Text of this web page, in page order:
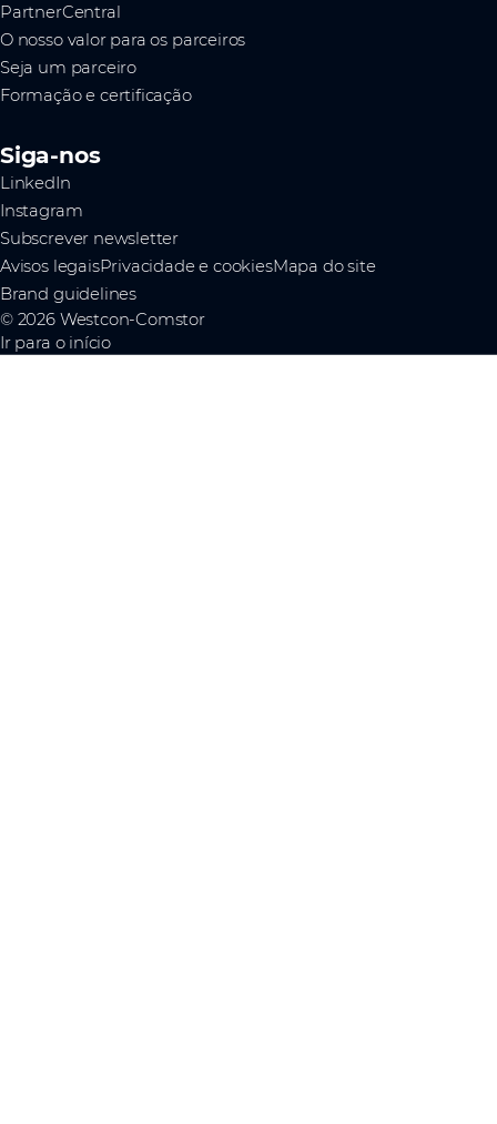
PartnerCentral
O nosso valor para os parceiros
Seja um parceiro
Formação e certificação
Siga-nos
LinkedIn
Instagram
Subscrever newsletter
Avisos legaisPrivacidade e cookiesMapa do site
Brand guidelines
© 2026 Westcon-Comstor
Ir para o início